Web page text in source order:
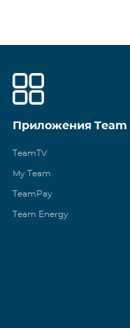
Приложения Team
TeamTV
My Team
TeamPay
Team Energy